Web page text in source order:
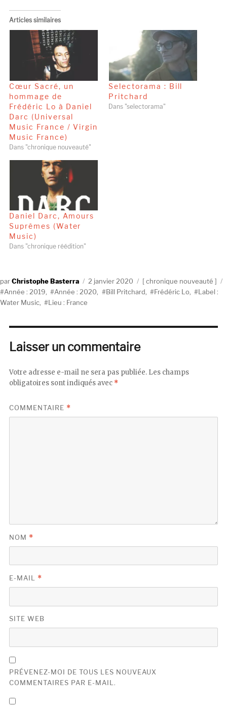
Articles similaires
Cœur Sacré, un
hommage de
Frédéric Lo à Daniel
Darc (Universal
Music France / Virgin
Music France)
Dans "chronique nouveauté"
Selectorama : Bill
Pritchard
Dans "selectorama"
Daniel Darc, Amours
Suprêmes (Water
Music)
Dans "chronique réédition"
AuteurChristophe Basterra
Publié
le
2 janvier 2020 Catégories
chronique nouveauté
Année : 2019
Année : 2020 Bill Pritchard Frédéric Lo
Label :
Water Music
Lieu : France
Laisser un commentaire
Votre adresse e-mail ne sera pas publiée. Les champs
obligatoires sont indiqués avec *
COMMENTAIRE *
NOM *
E-MAIL *
SITE WEB
PRÉVENEZ-MOI DE TOUS LES NOUVEAUX
COMMENTAIRES PAR E-MAIL.